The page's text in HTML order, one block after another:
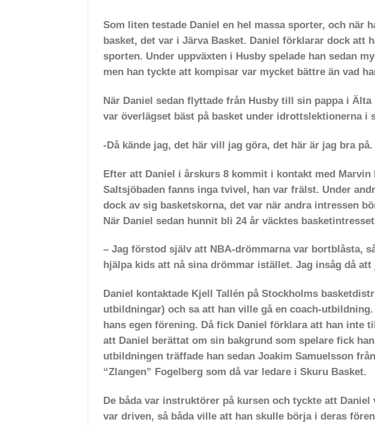
Som liten testade Daniel en hel massa sporter, och när
basket, det var i Järva Basket. Daniel förklarar dock att
sporten. Under uppväxten i Husby spelade han sedan
men han tyckte att kompisar var mycket bättre än vad
När Daniel sedan flyttade från Husby till sin pappa i
var överlägset bäst på basket under idrottslektionerna i
-Då kände jag, det här vill jag göra, det här är jag bra på.
Efter att Daniel i årskurs 8 kommit i kontakt med Marvin
Saltsjöbaden fanns inga tvivel, han var frälst. Under
dock av sig basketskorna, det var när andra intressen
När Daniel sedan hunnit bli 24 år väcktes
– Jag förstod själv att NBA-drömmarna var bortblåsta,
hjälpa kids att nå sina drömmar istället. Jag insåg då
Daniel kontaktade Kjell Tallén på Stockholms
utbildningar) och sa att han ville gå en coach-
hans egen förening. Då fick Daniel förklara att han inte
att Daniel berättat om sin bakgrund som spelare fick
utbildningen träffade han sedan Joakim Samuelsson
“Zlangen” Fogelbergsom då var ledare i Skuru Basket.
De båda var instruktörer på kursen och tyckte att
vardriven, så båda ville att han skulle börja i deras